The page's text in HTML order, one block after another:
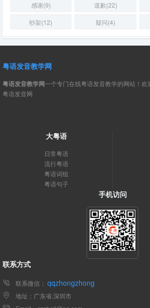
感谢(9)
道歉(22)
吵架(12)
疑问(4)
粤语发音教学网
粤语发音教学网一个专门在线粤语发音教学的网站！欢
粤语发音网
大粤语
日常粤语
流行粤语
粤语词组
粤语句子
手机访问
联系方式
联系微信： qqzhongzhong
地址：广东省.深圳市